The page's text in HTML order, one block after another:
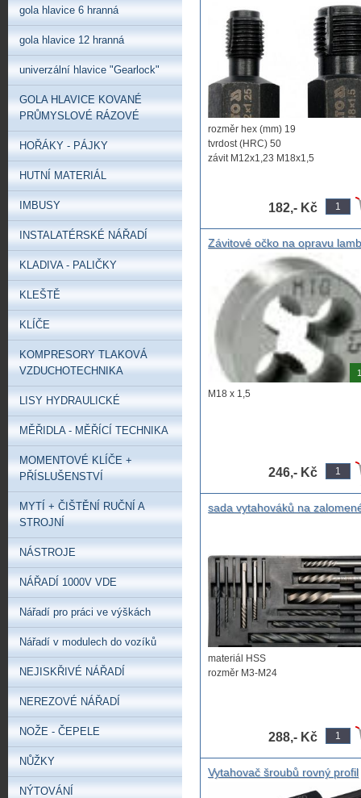
M12x1,25 M18x1,5,
protahovacíšroub řezací
přípravek na opravu závitu
rozměr hex (mm) 19
tvrdost (HRC) 50
závit M12x1,23 M18x1,5
182,- Kč
Závitové očko na opravu
sondy M18 x 1,5
M18 x 1,5
246,- Kč
sada vytahováků na
materiál HSS
rozměr M3-M24
288,- Kč
Vytahovač šroubů rovný profil
gola hlavice 6 hranná
gola hlavice 12 hranná
univerzální hlavice "Gearlock"
GOLA HLAVICE KOVANÉ
PRŮMYSLOVÉ RÁZOVÉ
HOŘÁKY - PÁJKY
HUTNÍ MATERIÁL
IMBUSY
INSTALATÉRSKÉ NÁŘADÍ
KLADIVA - PALIČKY
KLEŠTĚ
KLÍČE
KOMPRESORY TLAKOVÁ
VZDUCHOTECHNIKA
LISY HYDRAULICKÉ
MĚŘIDLA - MĚŘÍCÍ TECHNIKA
MOMENTOVÉ KLÍČE +
PŘÍSLUŠENSTVÍ
MYTÍ + ČIŠTĚNÍ RUČNÍ A
STROJNÍ
NÁSTROJE
NÁŘADÍ 1000V VDE
Nářadí pro práci ve výškách
Nářadí v modulech do vozíků
NEJISKŘIVÉ NÁŘADÍ
NEREZOVÉ NÁŘADÍ
NOŽE - ČEPELE
NŮŽKY
NÝTOVÁNÍ